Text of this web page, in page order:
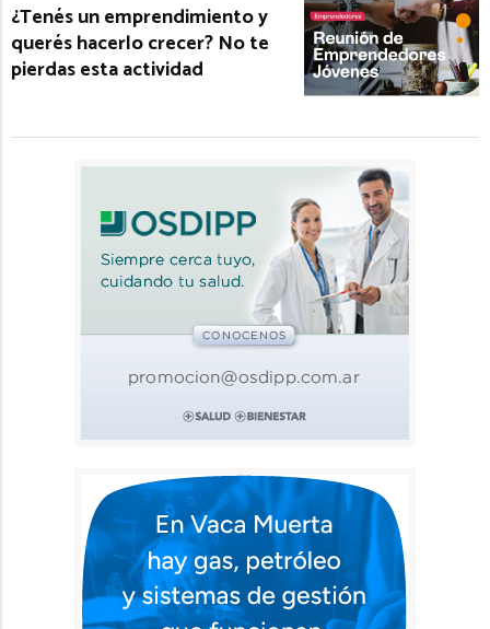
¿Tenés un emprendimiento y
querés hacerlo crecer? No te
pierdas esta actividad